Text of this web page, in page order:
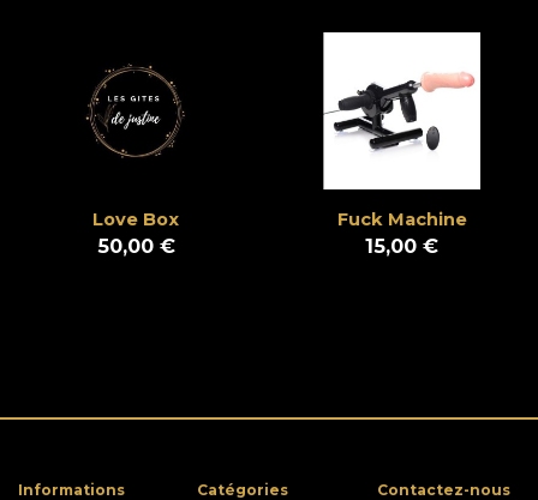
Love Box
50,00 €
Fuck Machine
15,00 €
Informations Catégories Contactez-nous